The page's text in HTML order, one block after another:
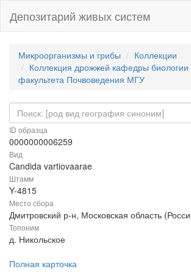
Депозитарий живых систем
Микроорганизмы и грибы
Коллекции
Коллекция дрожжей кафедры биологии
факультета Почвоведения МГУ
ID образца
0000000006259
Вид
Candida vartiovaarae
Штамм
Y-4815
Место сбора
Дмитровский р-н, Московская область
Топоним
д. Никольское
Полная карточка